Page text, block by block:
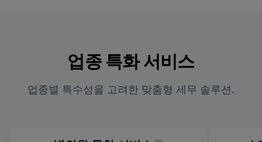
업종 특화 서비스
업종별 특수성을 고려한 맞춤형 세무 솔루션.